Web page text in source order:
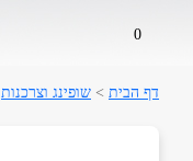
0
דף הבית > שופינג וצרכנות